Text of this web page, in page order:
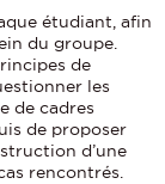
étudiant, afin
du groupe.
de
les
de cadres
de proposer
d’une
rencontrés.